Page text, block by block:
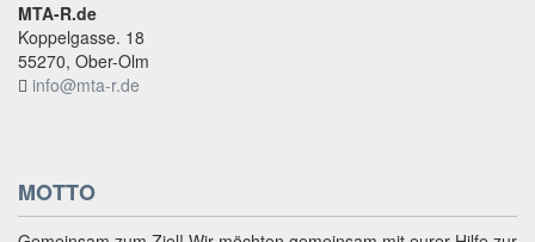
MTA-R.de
Koppelgasse. 18
55270, Ober-Olm
info@mta-r.de
MOTTO